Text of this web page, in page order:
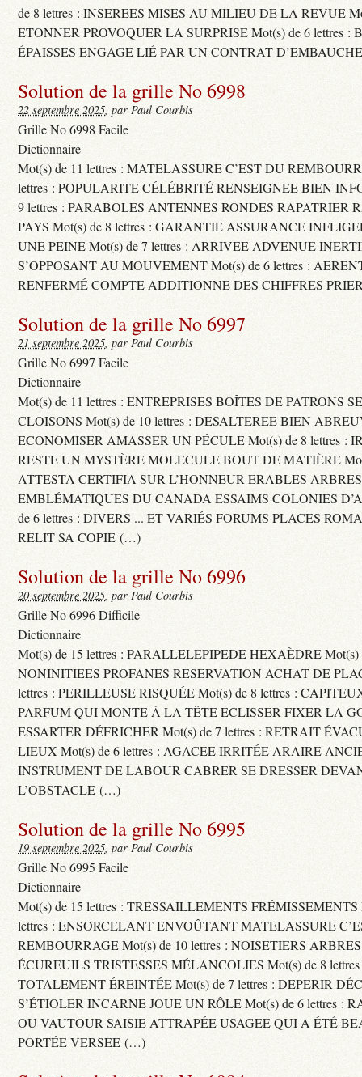
de 8 lettres : INSEREES MISES AU MILIEU DE LA REVUE
ETONNER PROVOQUER LA SURPRISE Mot(s) de 6 lettres :
ÉPAISSES ENGAGE LIÉ PAR UN CONTRAT
Solution de la grille No 6998
22 septembre 2025, par Paul Courbis
Grille No 6998 Facile
Dictionnaire
Mot(s) de 11 lettres : MATELASSURE C’EST DU
lettres : POPULARITE CÉLÉBRITÉ RENSEIGNEE BIEN
9 lettres : PARABOLES ANTENNES RONDES RAPATRIER
PAYS Mot(s) de 8 lettres : GARANTIE ASSURANCE
UNE PEINE Mot(s) de 7 lettres : ARRIVEE ADVENUE
S’OPPOSANT AU MOUVEMENT Mot(s) de 6 lettres :
RENFERMÉ COMPTE ADDITIONNE DES CHIFFRES
Solution de la grille No 6997
21 septembre 2025, par Paul Courbis
Grille No 6997 Facile
Dictionnaire
Mot(s) de 11 lettres : ENTREPRISES BOÎTES DE PATRONS
CLOISONS Mot(s) de 10 lettres : DESALTEREE BIEN
ECONOMISER AMASSER UN PÉCULE Mot(s) de 8 lettres :
RESTE UN MYSTÈRE MOLECULE BOUT DE MATIÈRE
ATTESTA CERTIFIA SUR L’HONNEUR ERABLES ARBRES
EMBLÉMATIQUES DU CANADA ESSAIMS COLONIES
de 6 lettres : DIVERS ... ET VARIÉS FORUMS PLACES
RELIT SA COPIE (…)
Solution de la grille No 6996
20 septembre 2025, par Paul Courbis
Grille No 6996 Difficile
Dictionnaire
Mot(s) de 15 lettres : PARALLELEPIPEDE HEXAÈDRE Mot(s)
NONINITIEES PROFANES RESERVATION ACHAT DE
lettres : PERILLEUSE RISQUÉE Mot(s) de 8 lettres :
PARFUM QUI MONTE À LA TÊTE ECLISSER FIXER LA
ESSARTER DÉFRICHER Mot(s) de 7 lettres : RETRAIT
LIEUX Mot(s) de 6 lettres : AGACEE IRRITÉE ARAIRE
INSTRUMENT DE LABOUR CABRER SE DRESSER
L’OBSTACLE (…)
Solution de la grille No 6995
19 septembre 2025, par Paul Courbis
Grille No 6995 Facile
Dictionnaire
Mot(s) de 15 lettres : TRESSAILLEMENTS FRÉMISSEMENTS
lettres : ENSORCELANT ENVOÛTANT MATELASSURE
REMBOURRAGE Mot(s) de 10 lettres : NOISETIERS
ÉCUREUILS TRISTESSES MÉLANCOLIES Mot(s) de 8
TOTALEMENT ÉREINTÉE Mot(s) de 7 lettres : DEPERIR
S’ÉTIOLER INCARNE JOUE UN RÔLE Mot(s) de 6 lettres :
OU VAUTOUR SAISIE ATTRAPÉE USAGEE QUI A ÉTÉ
PORTÉE VERSEE (…)